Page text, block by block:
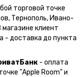
торговой точке
Тернополь, Ивано-
клиент
- доставка до пункта
- оплата
"Apple Room" и